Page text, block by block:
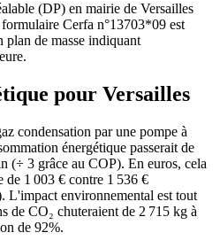
(DP) en mairie de Versailles
Cerfa n°13703*09 est
de masse indiquant
pour Versailles
condensation par une pompe à
énergétique passerait de
(÷ 3 grâce au COP). En euros, cela
de 1 003 € contre 1 536 €
L'impact environnemental est tout
de CO₂ chuteraient de 2 715 kg à
de 92%.